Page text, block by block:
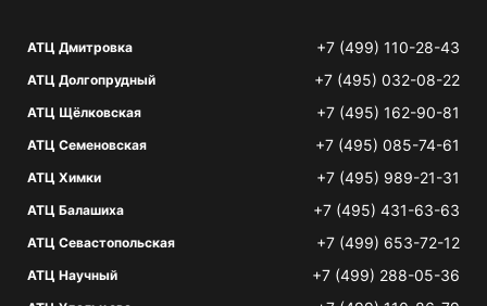
АТЦ Дмитровка +7 (499) 110-28-43
АТЦ Долгопрудный +7 (495) 032-08-22
АТЦ Щёлковская +7 (495) 162-90-81
АТЦ Семеновская +7 (495) 085-74-61
АТЦ Химки +7 (495) 989-21-31
АТЦ Балашиха +7 (495) 431-63-63
АТЦ Севастопольская +7 (499) 653-72-12
АТЦ Научный +7 (499) 288-05-36